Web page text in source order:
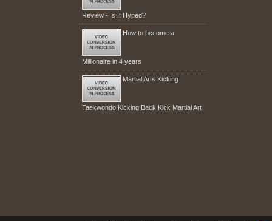
Review - Is It Hyped?
How to become a
Millionaire in 4 years
Martial Arts Kicking
Taekwondo Kicking Back Kick Martial Art